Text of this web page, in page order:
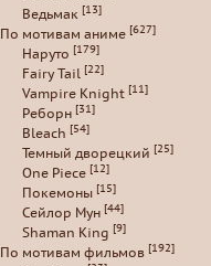
Ведьмак [13]
По мотивам аниме [627]
Наруто [179]
Fairy Tail [22]
Vampire Knight [11]
Реборн [31]
Bleach [54]
Темный дворецкий [25]
One Piece [12]
Покемоны [15]
Сейлор Мун [44]
Shaman King [9]
По мотивам фильмов [192]